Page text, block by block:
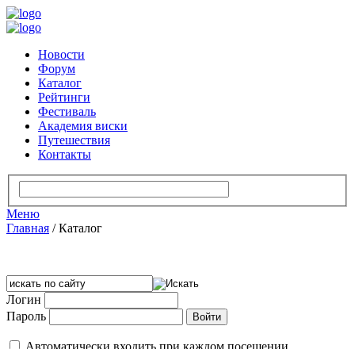
Новости
Форум
Каталог
Рейтинги
Фестиваль
Академия виски
Путешествия
Контакты
Меню
Главная /Каталог
Логин
Пароль
Автоматически входить при каждом посещении